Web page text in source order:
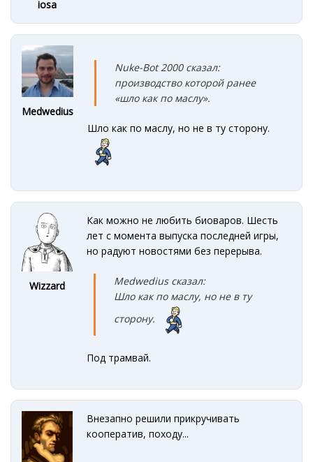
iosa
Medwedius
Nuke-Bot 2000 сказал:
производство которой ранее
«шло как по маслу».
Шло как по маслу, но не в ту сторону.
Wizzard
Как можно не любить биоваров. Шесть
лет с момента выпуска последней игры,
но радуют новостями без перерыва.
Medwedius сказал:
Шло как по маслу, но не в ту
сторону.
Под трамвай.
Внезапно решили прикручивать
кооператив, походу...